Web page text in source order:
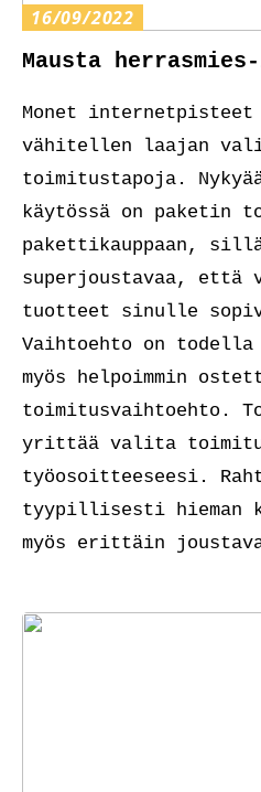
16/09/2022
Mausta
Monet
vähitellen laajan
toimitustapoja.
käytössä on paketin
pakettikauppaan,
superjoustavaa, että
tuotteet sinulle
Vaihtoehto on
myös helpoimmin
toimitusvaihtoehto.
yrittää valita
työosoitteeseesi.
tyypillisesti hieman
myös erittäin